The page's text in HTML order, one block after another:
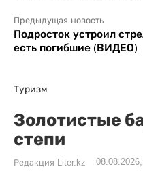
Предыдущая новость
Подросток устроил
есть погибшие (ВИДЕО)
Туризм
Золотистые
степи
Редакция Liter.kz